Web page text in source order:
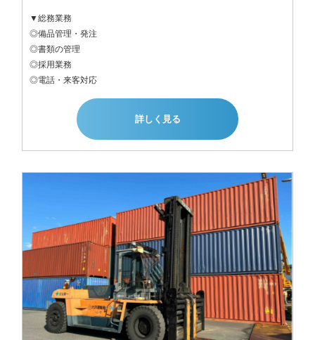
▼総務業務
◎備品管理・発注
◎書類の管理
◎採用業務
◎電話・来客対応
詳しく見る